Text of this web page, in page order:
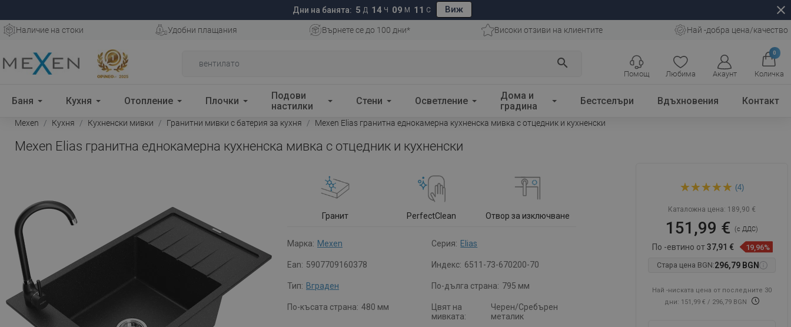
Дни на банята: 5 Д 14 Ч 09 М 10 С Виж close
Наличие на стоки Удобни плащания Върнете се до 100 дни* Високи отзиви на клиентите Най -добра цена/качество
search
Любима Акаунт
0
Количка
Помощ
Баня Кухня Отопление Плочки
Подови
настилки
Стени Осветление
Дома и
градина
Бестселъри Вдъхновения Контакт
Mexen Кухня Кухненски мивки Гранитни мивки с батерия за кухня Mexen Elias гранитна еднокамерна кухненска мивка с отцедник и кухненски
Mexen Elias гранитна еднокамерна кухненска мивка с отцедник и кухненски
Гранит PerfectClean Отвор за изключване
Марка: Mexen Серия: Elias
Ean: 5907709160378 Индекс: 6511-73-670200-70
Тип: Вграден По-дълга страна: 795 мм
По-късата страна: 480 мм
Цвят на
мивката:
Черен/Сребърен
металик
еднокамерна кухненска
(4)
Каталожна цена: 189,90 €
151,99 €(с ДДС)
По -евтино от37,91 €
19,96%
Стара цена BGN:296,79 BGN
Най -ниската цена от последните 30
дни: 151,99 €/ 296,79 BGN